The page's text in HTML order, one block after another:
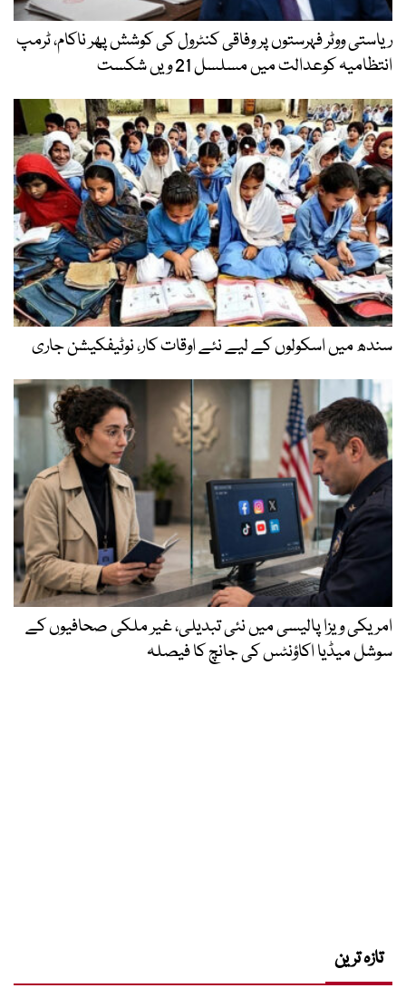
ریاستی ووٹر فہرستوں پر وفاقی کنٹرول کی کوشش پھر ناکام، ٹرمپ
انتظامیہ کوعدالت میں مسلسل 21 ویں شکست
سندھ میں اسکولوں کے لیے نئے اوقات کار، نوٹیفکیشن جاری
امریکی ویزا پالیسی میں نئی تبدیلی، غیر ملکی صحافیوں کے
سوشل میڈیا اکاؤنٹس کی جانچ کا فیصلہ
تازہ ترین